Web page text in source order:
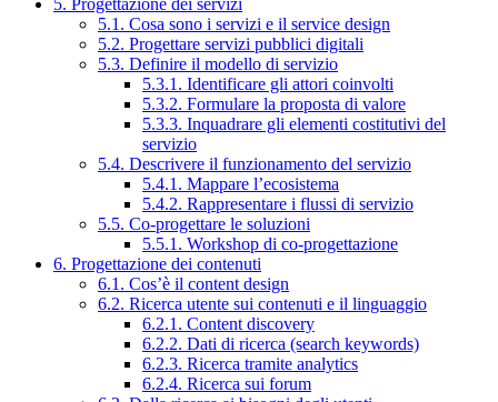
5.1. Cosa sono i servizi e il service design
5.2. Progettare servizi pubblici digitali
5.3. Definire il modello di servizio
5.3.1. Identificare gli attori coinvolti
5.3.2. Formulare la proposta di valore
5.3.3. Inquadrare gli elementi costitutivi del
servizio
5.4. Descrivere il funzionamento del servizio
5.4.1. Mappare l’ecosistema
5.4.2. Rappresentare i flussi di servizio
5.5. Co-progettare le soluzioni
5.5.1. Workshop di co-progettazione
6. Progettazione dei contenuti
6.1. Cos’è il content design
6.2. Ricerca utente sui contenuti e il linguaggio
6.2.1. Content discovery
6.2.2. Dati di ricerca (search keywords)
6.2.3. Ricerca tramite analytics
6.2.4. Ricerca sui forum